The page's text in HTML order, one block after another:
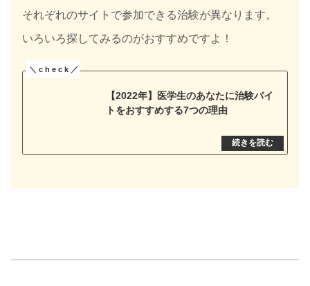
それぞれのサイトで参加できる治験が異なります。
いろいろ探してみるのがおすすめですよ！
【2022年】医学生のあなたに治験バイ
トをおすすめする7つの理由